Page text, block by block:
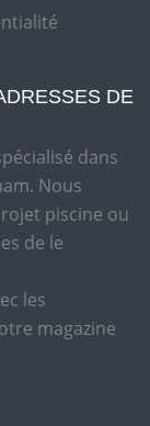
DE
dans
Nous
piscine ou
de le
les
magazine